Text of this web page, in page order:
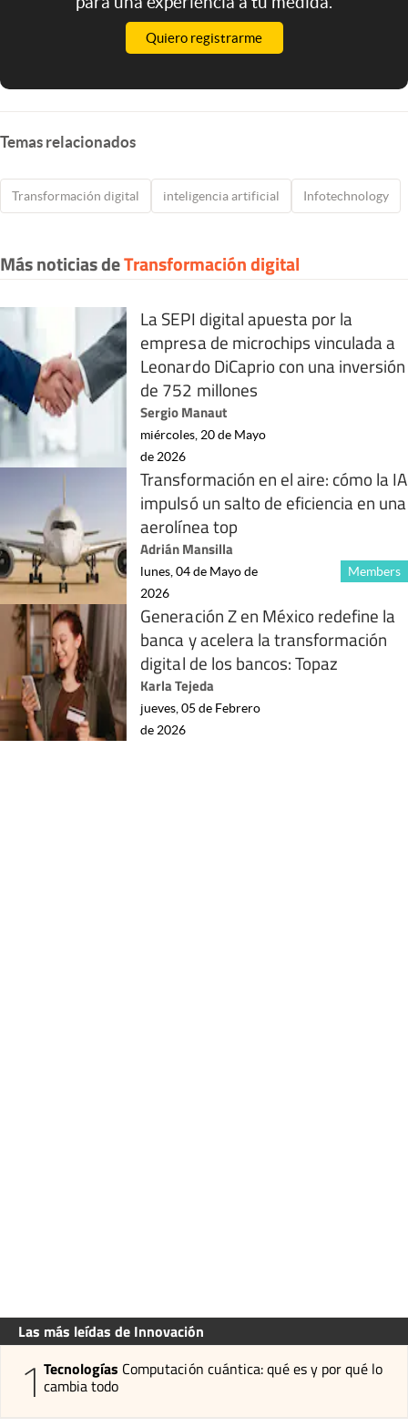
Quiero registrarme
Temas relacionados
Transformación digital inteligencia artificial Infotechnology
Más noticias deTransformación digital
La SEPI digital apuesta por la
empresa de microchips vinculada a
Leonardo DiCaprio con una inversión
de 752 millones
Sergio Manaut
miércoles, 20 de Mayo
de 2026
Transformación en el aire: cómo la IA
impulsó un salto de eficiencia en una
aerolínea top
Adrián Mansilla
Members
lunes, 04 de Mayo de
2026
Generación Z en México redefine la
banca y acelera la transformación
digital de los bancos: Topaz
Karla Tejeda
jueves, 05 de Febrero
de 2026
Las más leídas de Innovación
1 Tecnologías Computación cuántica: qué es y por qué lo
cambia todo